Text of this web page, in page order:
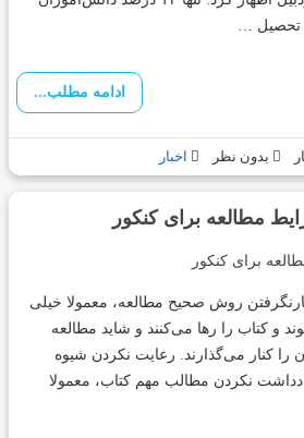
تحصیل …
ادامه مطلب...
بدون نظر اخبار
مطالعه برای کنکور
روش صحیح مطالعه، معمولا خیلی
و کتاب را رها می‌کنند و شاید مطالعه
را کنار می‌گذارند. رعایت نکردن شیوه
نکردن مطالب مهم کتاب، معمولا